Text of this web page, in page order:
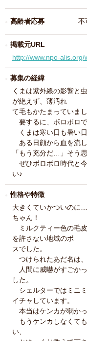
高齢者応募 不
掲載元URL
http://www.npo-alis.org/
募集の経緯
くまは紫外線の影響と
が絶えず、薄汚れ
て毛もかたまっていまし
要するに、ボロボロで
くまは寒い日も暑い日
ある日顔から血を流し
「もう充分だ…」そう
ぜひボロボロ時代と
い♪
性格や特徴
大きくていかついのに
ちゃん！
ミルクティー色の毛
を許さない地域のボ
スでした。
つけられたあだ名は
人間に威嚇がすごか
した。
シェルターではミニ
イチャしています。
本当はケンカが弱かっ
もうケンカしなくて
い、